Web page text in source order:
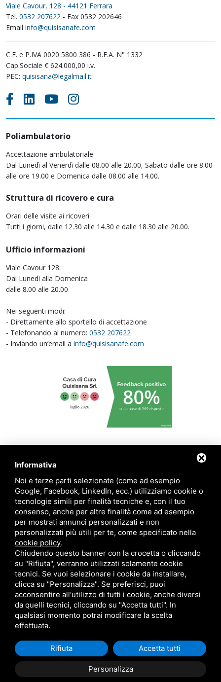
Viale Cavour, 128 - 44121 Ferrara
Tel. 0532 207622 - Fax 0532 202646
Email info@quisisanafe.com
C.F. e P.IVA 0020 5800 386 - R.E.A. N° 1332
Cap.Sociale € 624.000,00 i.v.
PEC: quisisana@legalmail.it
Poliambulatorio
Accettazione ambulatoriale
Dal Lunedì al Venerdì dalle 08.00 alle 20.00, Sabato dalle ore 8.00
alle ore 19.00 e Domenica dalle 08.00 alle 14.00.
Struttura di ricovero e cura
Orari delle visite ai ricoveri
Tutti i giorni, dalle 12.30 alle 14.30 e dalle 18.30 alle 20.00.
Ufficio informazioni
Viale Cavour 128:
Dal Lunedì alla Domenica
dalle 8.00 alle 20.00
Nei seguenti modi:
- Direttamente allo sportello di accettazione
- Telefonando al numero: 0532 207622
- Inviando un’email a info@quisisanafe.com
Questo sito è protetto da Google reCAPTCHA v3,
Terms of
Servicedi Google .
Informativa
Noi e terze parti selezionate (come ad esempio
Google, Facebook, LinkedIn, ecc.) utilizziamo cookie o
tecnologie simili per finalità tecniche e, con il tuo
consenso, anche per altre finalità come ad esempio
per mostrati annunci personalizzati e non
personalizzati più utili per te, come specificato nella
cookie policy.
Chiudendo questo banner con la crocetta o cliccando
su "Rifiuta", verranno utilizzati solamente cookie
tecnici. Se vuoi selezionare i cookie da installare,
clicca su "Personalizza". Se preferisci, puoi
acconsentire all'utilizzo di tutti i cookie, anche diversi
da quelli tecnici, cliccando su "Accetta tutti". In
qualsiasi momento potrai modificare la scelta
effettuata.
Personalizza
Rifiuta Accetta tutti